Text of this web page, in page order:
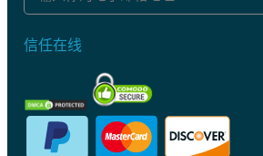
信任在线